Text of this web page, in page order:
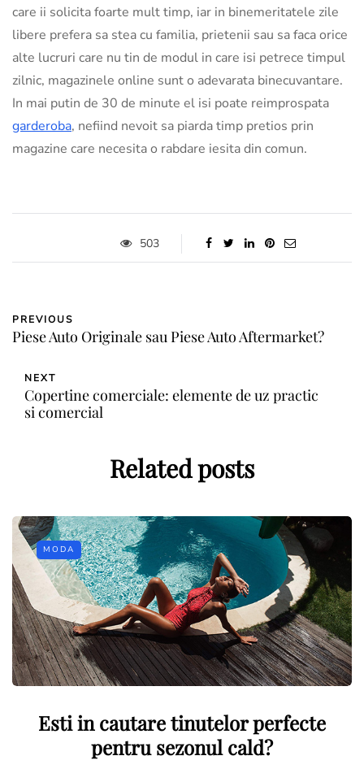
care ii solicita foarte mult timp, iar in binemeritatele zile
libere prefera sa stea cu familia, prietenii sau sa faca orice
alte lucruri care nu tin de modul in care isi petrece timpul
zilnic, magazinele online sunt o adevarata binecuvantare.
In mai putin de 30 de minute el isi poate reimprospata
garderoba, nefiind nevoit sa piarda timp pretios prin
magazine care necesita o rabdare iesita din comun.
503
PREVIOUS
Piese Auto Originale sau Piese Auto Aftermarket?
NEXT
Copertine comerciale: elemente de uz practic
si comercial
Related posts
MODA
Esti in cautare tinutelor perfecte
pentru sezonul cald?